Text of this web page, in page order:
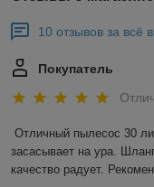
10 отзывов за всё
Покупатель
Отличный пылесос 30
засасывает на ура.
качество радует.